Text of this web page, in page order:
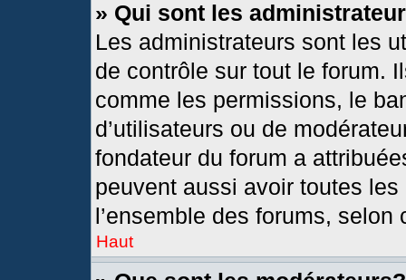
» Qui sont les
Les administrateurs sont les
de contrôle sur tout le forum.
comme les permissions, le
d’utilisateurs ou de
fondateur du forum a
peuvent aussi avoir toutes
l’ensemble des forums,
Haut